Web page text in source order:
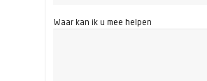
Waar kan ik u mee helpen